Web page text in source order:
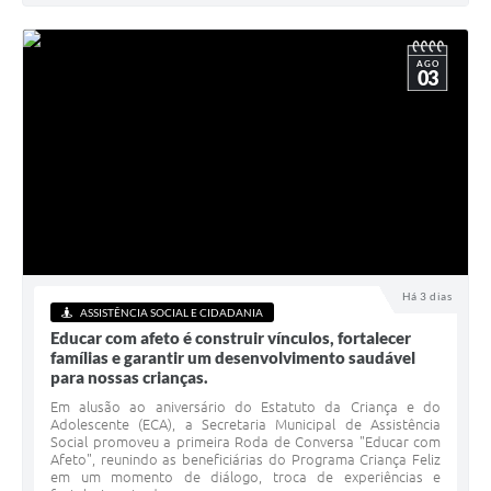
Há 3 dias
AGO
03
ASSISTÊNCIA SOCIAL E CIDADANIA
Educar com afeto é construir vínculos, fortalecer
famílias e garantir um desenvolvimento saudável
para nossas crianças.
Em alusão ao aniversário do Estatuto da Criança e do
Adolescente (ECA), a Secretaria Municipal de Assistência
Social promoveu a primeira Roda de Conversa "Educar com
Afeto", reunindo as beneficiárias do Programa Criança Feliz
em um momento de diálogo, troca de experiências e